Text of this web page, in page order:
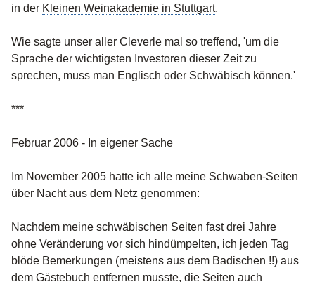
in der Kleinen Weinakademie in Stuttgart.
Wie sagte unser aller Cleverle mal so treffend, 'um die
Sprache der wichtigsten Investoren dieser Zeit zu
sprechen, muss man Englisch oder Schwäbisch können.'
***
Februar 2006 - In eigener Sache
Im November 2005 hatte ich alle meine Schwaben-Seiten
über Nacht aus dem Netz genommen:
Nachdem meine schwäbischen Seiten fast drei Jahre
ohne Veränderung vor sich hindümpelten, ich jeden Tag
blöde Bemerkungen (meistens aus dem Badischen !!) aus
dem Gästebuch entfernen musste, die Seiten auch